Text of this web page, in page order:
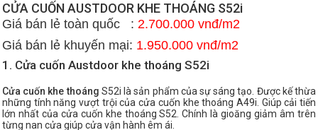
CỬA CUỐN AUSTDOOR KHE THOÁNG S52i
Giá bán lẻ toàn quốc : 2.700.000 vnđ/m2
Giá bán lẻ khuyến mại: 1.950.000 vnđ/m2
1. Cửa cuốn Austdoor khe thoáng S52i
Cửa cuốn khe thoáng S52i là sản phẩm của sự sáng tạo. Được kế thừa
những tính năng vượt trội của cửa cuốn khe thoáng A49i. Giúp cải tiến
lớn nhất của cửa cuốn khe thoáng S52. Chính là gioăng giảm âm trên
từng nan cửa giúp cửa vận hành êm ái.